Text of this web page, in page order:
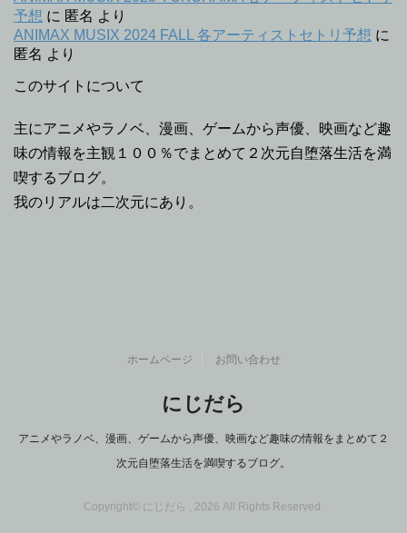
予想 に 匿名 より
ANIMAX MUSIX 2024 FALL 各アーティストセトリ予想 に
匿名 より
このサイトについて
主にアニメやラノベ、漫画、ゲームから声優、映画など趣
味の情報を主観１００％でまとめて２次元自堕落生活を満
喫するブログ。
我のリアルは二次元にあり。
ホームページ お問い合わせ
にじだら
アニメやラノベ、漫画、ゲームから声優、映画など趣味の情報をまとめて２
次元自堕落生活を満喫するブログ。
Copyright© にじだら , 2026 All Rights Reserved.